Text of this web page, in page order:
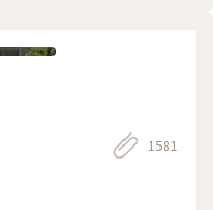
1581